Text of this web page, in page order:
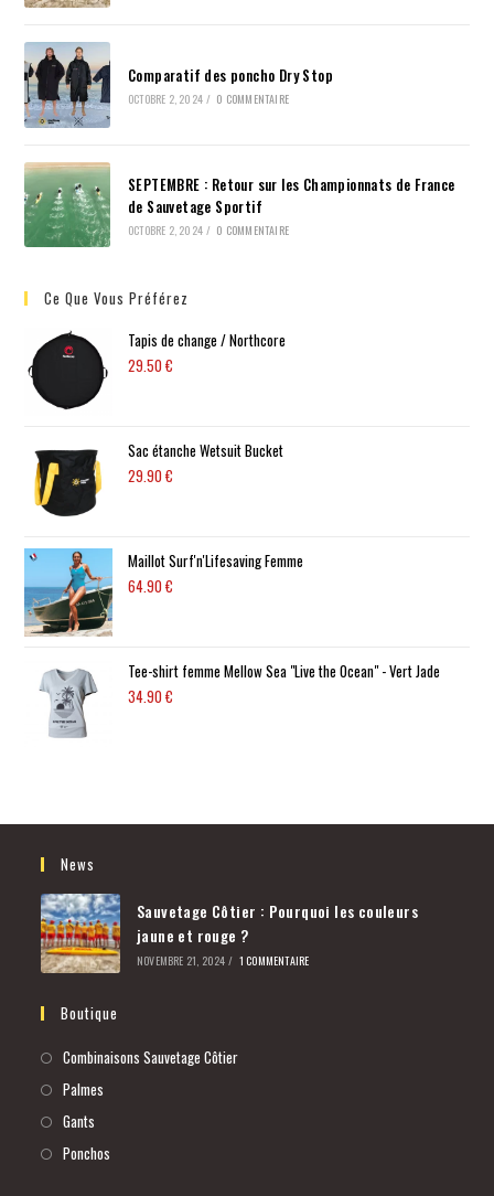
Comparatif des poncho Dry Stop
OCTOBRE 2, 2024 / 0 COMMENTAIRE
SEPTEMBRE : Retour sur les Championnats de France
de Sauvetage Sportif
OCTOBRE 2, 2024 / 0 COMMENTAIRE
Ce Que Vous Préférez
Tapis de change / Northcore
29.50€
Sac étanche Wetsuit Bucket
29.90€
Maillot Surf'n'Lifesaving Femme
64.90€
Tee-shirt femme Mellow Sea "Live the Ocean" - Vert Jade
34.90€
News
Sauvetage Côtier : Pourquoi les couleurs
jaune et rouge ?
NOVEMBRE 21, 2024 / 1 COMMENTAIRE
Boutique
Combinaisons Sauvetage Côtier
Palmes
Gants
Ponchos